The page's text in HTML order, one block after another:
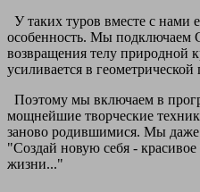
У таких туров вместе с нами
особенность. Мы подключаем
возвращения телу природной
усиливается в геометрической
Поэтому мы включаем в
мощнейшие творческие
заново родившимися. Мы
"Создай новую себя -
жизни..."